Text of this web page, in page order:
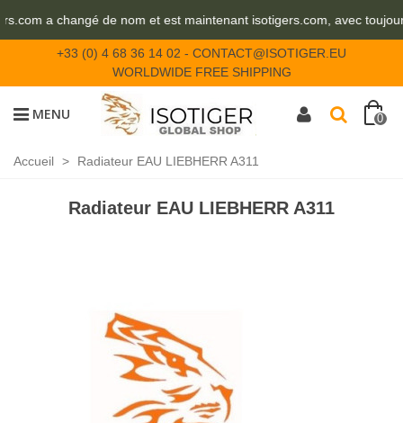
a changé de nom et est maintenant isotigers.com, avec
+33 (0) 4 68 36 14 02 - CONTACT@ISOTIGER.EU
WORLDWIDE FREE SHIPPING
MENU 0
Accueil > Radiateur EAU LIEBHERR A311
Radiateur EAU LIEBHERR A311